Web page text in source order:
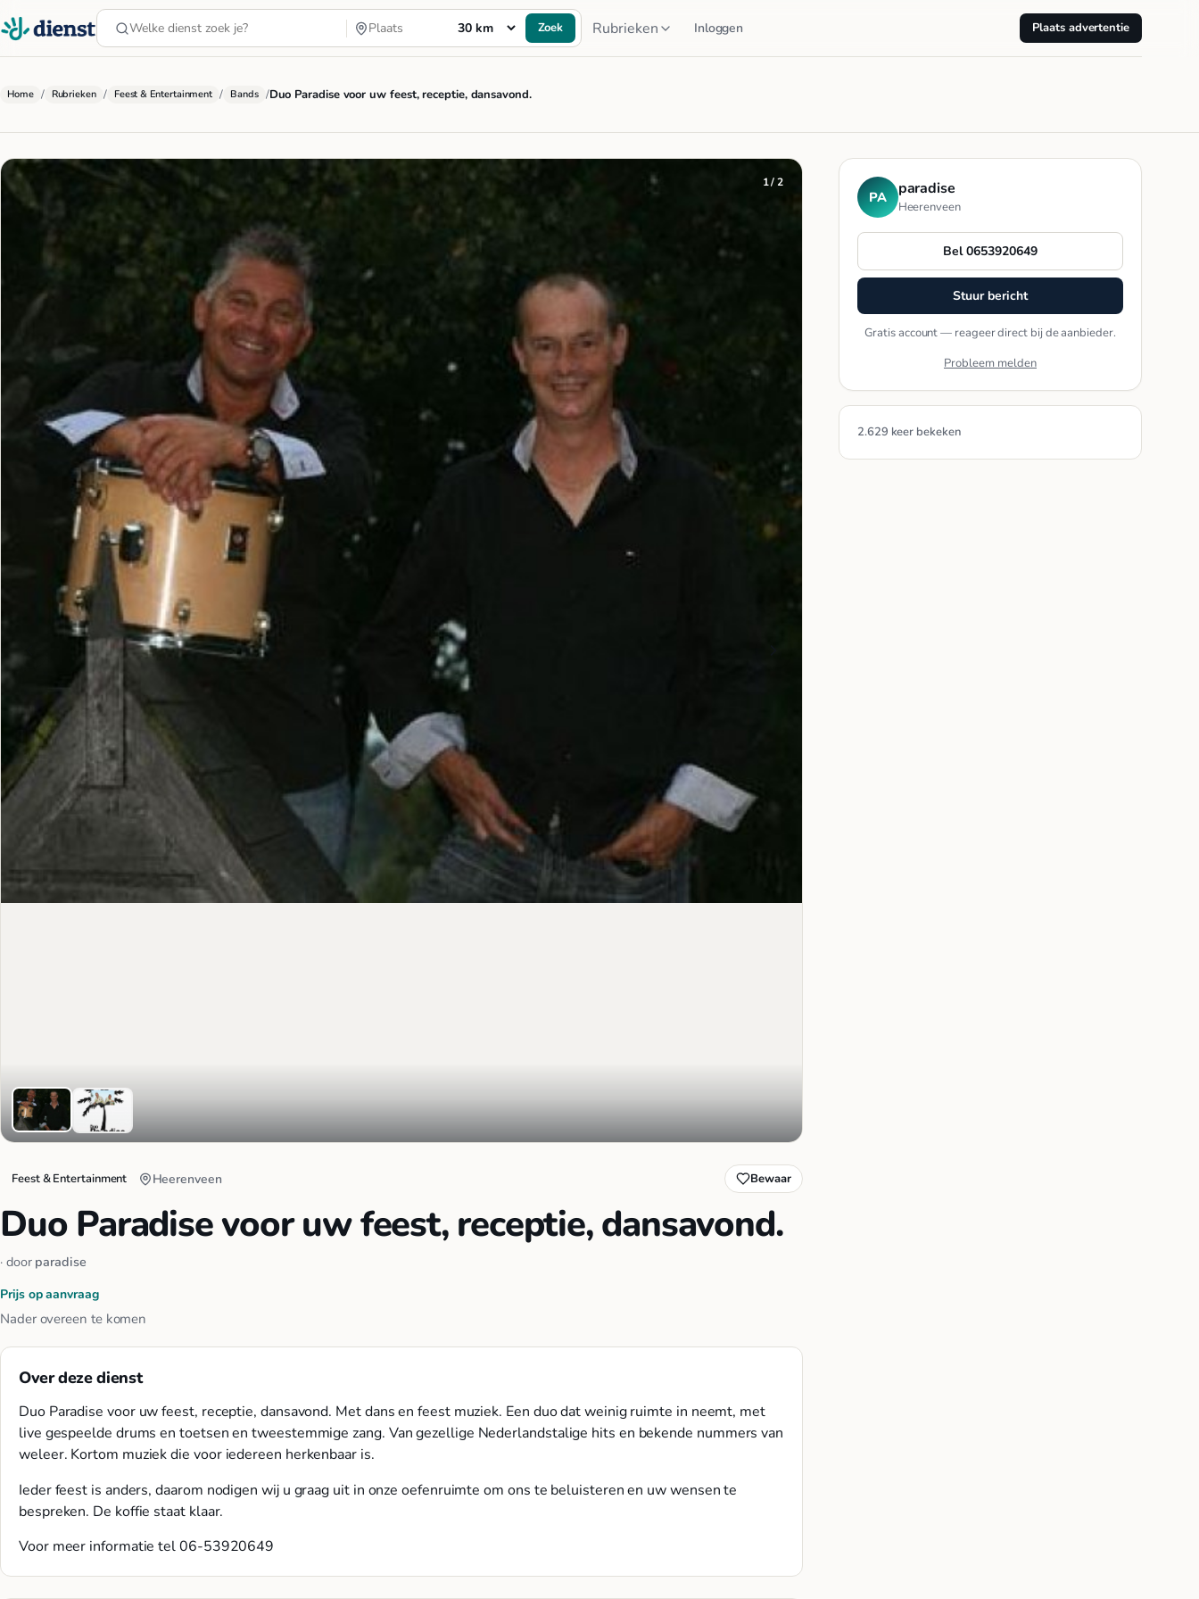
Zoek Rubrieken Inloggen Plaats advertentie
Home / Rubrieken / Feest & Entertainment / Bands /Duo Paradise voor uw feest, receptie, dansavond.
1 / 2
Feest & Entertainment Heerenveen Bewaar
Duo Paradise voor uw feest, receptie, dansavond.
· door paradise
Prijs op aanvraag
Nader overeen te komen
Over deze dienst
Duo Paradise voor uw feest, receptie, dansavond. Met dans en feest muziek. Een duo dat weinig ruimte in neemt, met
live gespeelde drums en toetsen en tweestemmige zang. Van gezellige Nederlandstalige hits en bekende nummers van
weleer. Kortom muziek die voor iedereen herkenbaar is.
Ieder feest is anders, daarom nodigen wij u graag uit in onze oefenruimte om ons te beluisteren en uw wensen te
bespreken. De koffie staat klaar.
Voor meer informatie tel 06-53920649
PA paradise
Heerenveen
Bel 0653920649
Stuur bericht
Gratis account — reageer direct bij de aanbieder.
Probleem melden
2.629 keer bekeken